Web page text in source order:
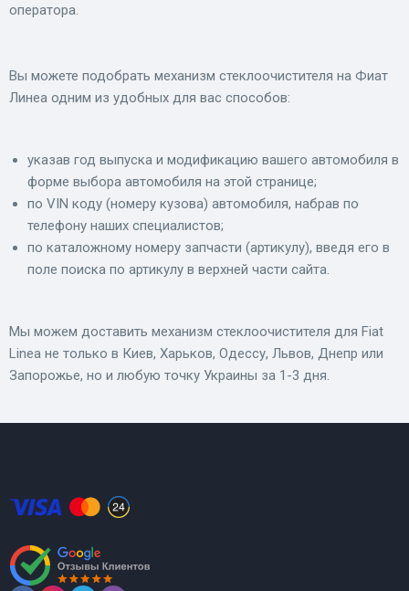
оператора.
Вы можете подобрать механизм стеклоочистителя на Фиат
Линеа одним из удобных для вас способов:
указав год выпуска и модификацию вашего автомобиля в
форме выбора автомобиля на этой странице;
по VIN коду (номеру кузова) автомобиля, набрав по
телефону наших специалистов;
по каталожному номеру запчасти (артикулу), введя его в
поле поиска по артикулу в верхней части сайта.
Мы можем доставить механизм стеклоочистителя для Fiat
Linea не только в Киев, Харьков, Одессу, Львов, Днепр или
Запорожье, но и любую точку Украины за 1-3 дня.